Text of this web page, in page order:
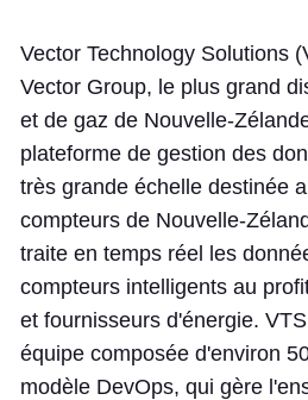
Vector Technology Solutions
Vector Group, le plus grand
et de gaz de Nouvelle-
plateforme de gestion des
très grande échelle destinée
compteurs de Nouvelle-
traite en temps réel les
compteurs intelligents au
et fournisseurs d'énergie.
équipe composée d'environ
modèle DevOps, qui gère